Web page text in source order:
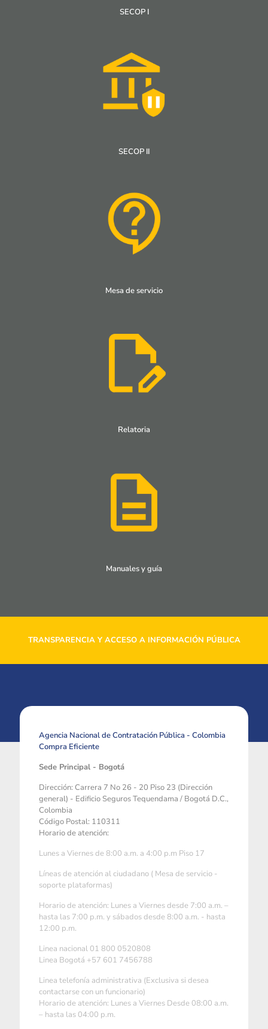
SECOP I
SECOP II
Mesa de servicio
Relatoria
Manuales y guía
TRANSPARENCIA Y ACCESO A INFORMACIÓN PÚBLICA
Agencia Nacional de Contratación Pública - Colombia
Compra Eficiente
Sede Principal - Bogotá
Dirección: Carrera 7 No 26 - 20 Piso 23 (Dirección
general) - Edificio Seguros Tequendama / Bogotá D.C.,
Colombia
Código Postal: 110311
Horario de atención:
Lunes a Viernes de 8:00 a.m. a 4:00 p.m Piso 17
Líneas de atención al ciudadano ( Mesa de servicio -
soporte plataformas)
Horario de atención: Lunes a Viernes desde 7:00 a.m. –
hasta las 7:00 p.m. y sábados desde 8:00 a.m. - hasta
12:00 p.m.
Linea nacional 01 800 0520808
Linea Bogotá +57 601 7456788
Linea telefonía administrativa (Exclusiva si desea
contactarse con un funcionario)
Horario de atención: Lunes a Viernes Desde 08:00 a.m.
– hasta las 04:00 p.m.